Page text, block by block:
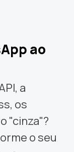
ao
a
os
"cinza"?
o seu